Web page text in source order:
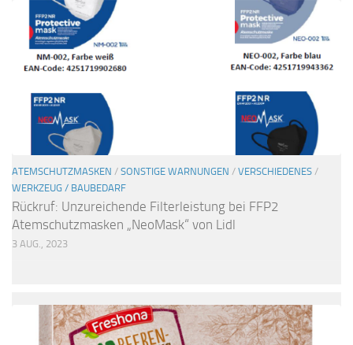
ATEMSCHUTZMASKEN / SONSTIGE WARNUNGEN / VERSCHIEDENES /
WERKZEUG / BAUBEDARF
Rückruf: Unzureichende Filterleistung bei FFP2
Atemschutzmasken „NeoMask“ von Lidl
3 AUG., 2023